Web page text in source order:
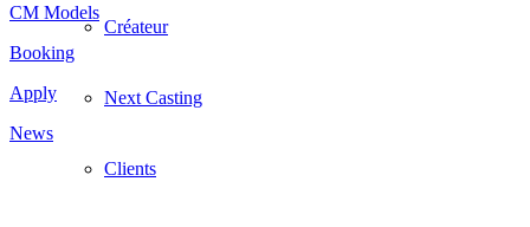
Créateur
Next Casting
Clients
CM Models
Booking
Apply
News